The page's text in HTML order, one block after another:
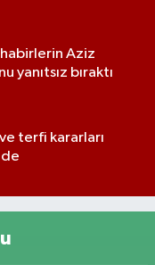
Aziz
yanıtsız bıraktı
terfi kararları